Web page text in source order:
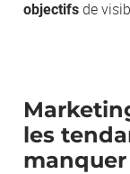
objectifs de
les
manquer